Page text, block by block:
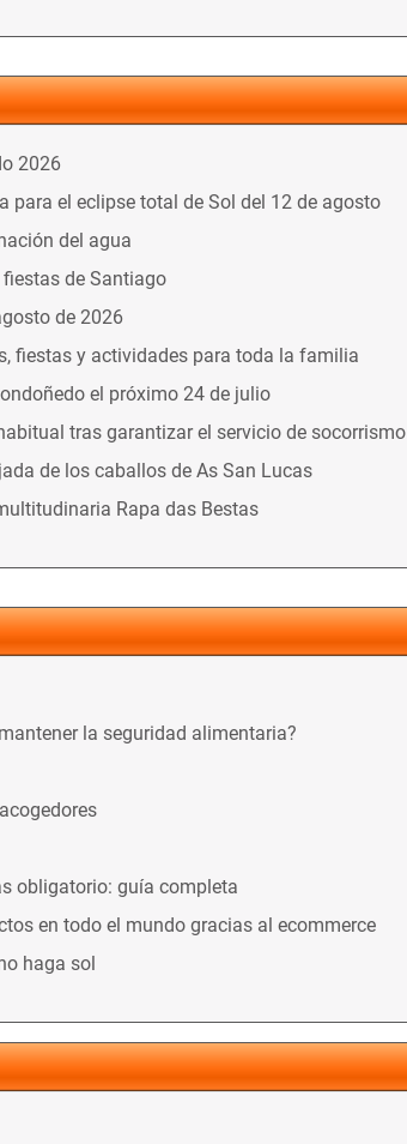
2026
para el eclipse total de Sol del 12 de agosto
del agua
de Santiago
de 2026
fiestas y actividades para toda la familia
el próximo 24 de julio
tras garantizar el servicio de socorrismo
de los caballos de As San Lucas
Rapa das Bestas
la seguridad alimentaria?
obligatorio: guía completa
en todo el mundo gracias al ecommerce
haga sol